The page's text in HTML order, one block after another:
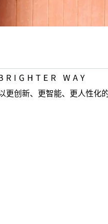
更创新、更智能、更人性化